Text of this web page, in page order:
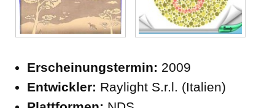
Erscheinungstermin: 2009
Entwickler: Raylight S.r.l. (Italien)